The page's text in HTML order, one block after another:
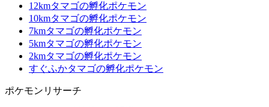
12kmタマゴの孵化ポケモン
10kmタマゴの孵化ポケモン
7kmタマゴの孵化ポケモン
5kmタマゴの孵化ポケモン
2kmタマゴの孵化ポケモン
すぐふかタマゴの孵化ポケモン
ポケモンリサーチ